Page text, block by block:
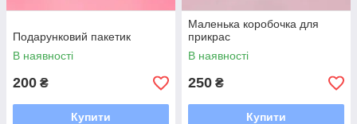
Подарунковий пакетик
В наявності
200 ₴
Купити
Маленька коробочка для
прикрас
В наявності
250 ₴
Купити